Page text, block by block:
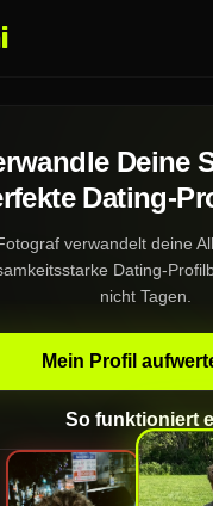
ANMELDEN
Deine
Dating-
verwandelt deine
Dating-
nicht Tagen.
Mein Profil
So funktioniert